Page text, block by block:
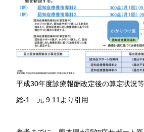
平成30年度診療報酬改定後の算定状況
総-1 元.9.11より引用